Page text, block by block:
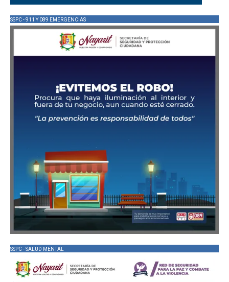
SSPC - 911 Y 089 EMERGENCIAS
SSPC - SALUD MENTAL